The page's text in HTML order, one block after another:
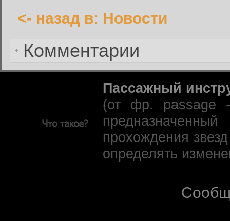
<- назад в: Новости
Комментарии
Забыли пароль?
Пассажный
(от фр. passage -
прохождения
определять